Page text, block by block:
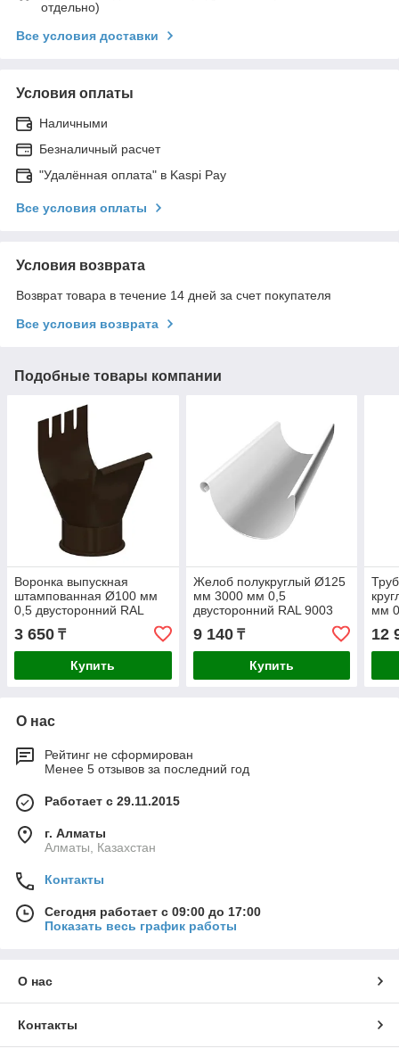
отдельно)
Все условия доставки
Условия оплаты
Наличными
Безналичный расчет
"Удалённая оплата" в Kaspi Pay
Все условия оплаты
Условия возврата
Возврат товара в течение 14 дней за счет покупателя
Все условия возврата
Подобные товары компании
Воронка выпускная
штампованная Ø100 мм
0,5 двусторонний RAL
8017 Коричневый
3 650 ₸
Купить
Желоб полукруглый Ø125
мм 3000 мм 0,5
двусторонний RAL 9003
9 140₸
Купить
мм
12
О нас
Рейтинг не сформирован
Менее 5 отзывов за последний год
Работает с 29.11.2015
г. Алматы
Алматы, Казахстан
Контакты
Сегодня работает с 09:00 до 17:00
Показать весь график работы
О нас
Контакты